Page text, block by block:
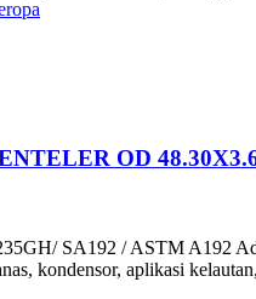
OD
SA192 / ASTM A192
kondensor, aplikasi